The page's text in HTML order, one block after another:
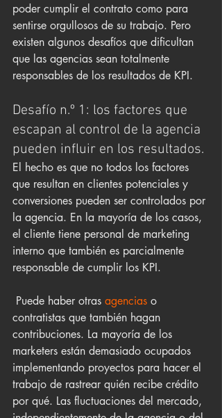
poder cumplir el contrato como para
sentirse orgullosos de su trabajo. Pero
existen algunos desafíos que dificultan
que las agencias sean totalmente
responsables de los resultados de KPI.
Desafío n.º 1: los factores que
escapan al control de la agencia
pueden influir en los resultados.
El hecho es que no todos los factores
que resultan en clientes potenciales y
conversiones pueden ser controlados por
la agencia. En la mayoría de los casos,
el cliente tiene personal de marketing
interno que también es parcialmente
responsable de cumplir los KPI.
Puede haber otras agencias o
contratistas que también hagan
contribuciones. La mayoría de los
marketers están demasiado ocupados
implementando proyectos para hacer el
trabajo de rastrear quién recibe crédito
por qué. Las fluctuaciones del mercado,